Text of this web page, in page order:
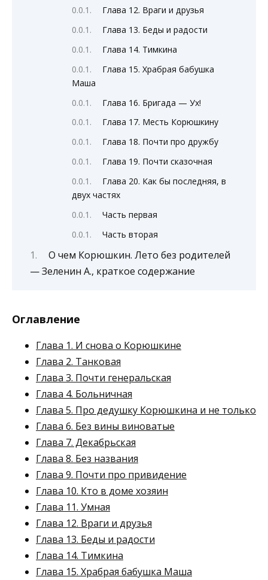
Глава 12. Враги и друзья
Глава 13. Беды и радости
Глава 14. Тимкина
Глава 15. Храбрая бабушка
Маша
Глава 16. Бригада — Ух!
Глава 17. Месть Корюшкину
Глава 18. Почти про дружбу
Глава 19. Почти сказочная
Глава 20. Как бы последняя, в
двух частях
Часть первая
Часть вторая
О чем Корюшкин. Лето без родителей
— Зеленин А., краткое содержание
Оглавление
Глава 1. И снова о Корюшкине
Глава 2. Танковая
Глава 3. Почти генеральская
Глава 4. Больничная
Глава 5. Про дедушку Корюшкина и не только
Глава 6. Без вины виноватые
Глава 7. Декабрьская
Глава 8. Без названия
Глава 9. Почти про привидение
Глава 10. Кто в доме хозяин
Глава 11. Умная
Глава 12. Враги и друзья
Глава 13. Беды и радости
Глава 14. Тимкина
Глава 15. Храбрая бабушка Маша